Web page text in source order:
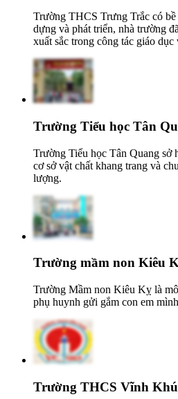
Trường THCS Trưng Trắc có
dựng và phát triển, nhà trường
xuất sắc trong công tác giáo dục
Trường Tiểu học Tân
Trường Tiểu học Tân Quang sở
cơ sở vật chất khang trang và
lượng.
Trường mầm non Kiêu
Trường Mầm non Kiêu Kỵ là
phụ huynh gửi gắm con em
Trường THCS Vĩnh